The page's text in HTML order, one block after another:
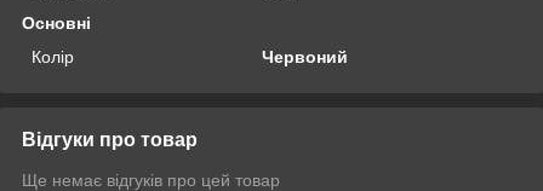
Основні
Колір
Червоний
Відгуки про товар
Ще немає відгуків про цей товар